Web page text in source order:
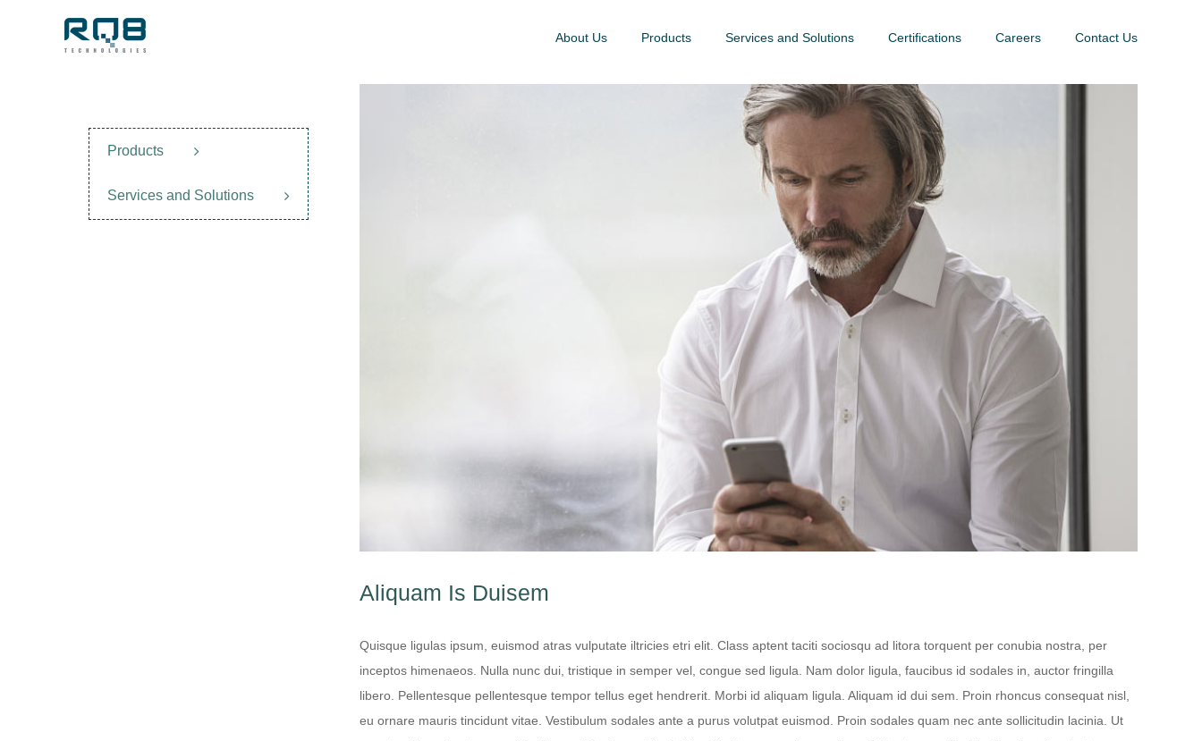
About Us Products Services and Solutions Certifications Careers Contact Us
Aliquam Is Duisem
Quisque ligulas ipsum, euismod atras vulputate iltricies etri elit. Class aptent taciti sociosqu ad litora torquent per conubia nostra, per
inceptos himenaeos. Nulla nunc dui, tristique in semper vel, congue sed ligula. Nam dolor ligula, faucibus id sodales in, auctor fringilla
libero. Pellentesque pellentesque tempor tellus eget hendrerit. Morbi id aliquam ligula. Aliquam id dui sem. Proin rhoncus consequat nisl,
eu ornare mauris tincidunt vitae. Vestibulum sodales ante a purus volutpat euismod. Proin sodales quam nec ante sollicitudin lacinia. Ut
Products
Services and Solutions